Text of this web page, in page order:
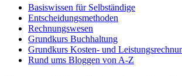
Basiswissen für Selbständige
Entscheidungsmethoden
Rechnungswesen
Grundkurs Buchhaltung
Grundkurs Kosten- und
Rund ums Bloggen von A-Z